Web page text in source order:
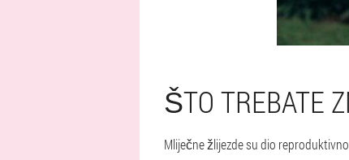
ŠTO TREBATE
Mliječne žlijezde su dio